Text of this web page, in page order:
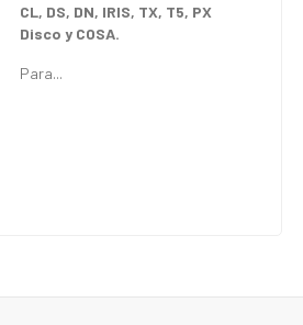
CL, DS, DN, IRIS, TX, T5, PX
Disco y COSA.
Para...